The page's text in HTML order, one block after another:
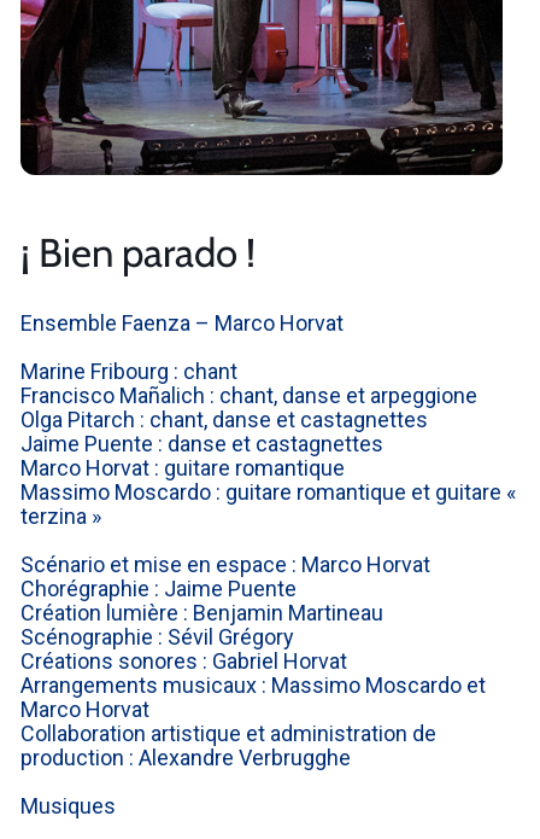
¡ Bien parado !
Ensemble Faenza – Marco Horvat
Marine Fribourg : chant
Francisco Mañalich : chant, danse et arpeggione
Olga Pitarch : chant, danse et castagnettes
Jaime Puente : danse et castagnettes
Marco Horvat : guitare romantique
Massimo Moscardo : guitare romantique et guitare «
terzina »
Scénario et mise en espace : Marco Horvat
Chorégraphie : Jaime Puente
Création lumière : Benjamin Martineau
Scénographie : Sévil Grégory
Créations sonores : Gabriel Horvat
Arrangements musicaux : Massimo Moscardo et
Marco Horvat
Collaboration artistique et administration de
production : Alexandre Verbrugghe
Musiques